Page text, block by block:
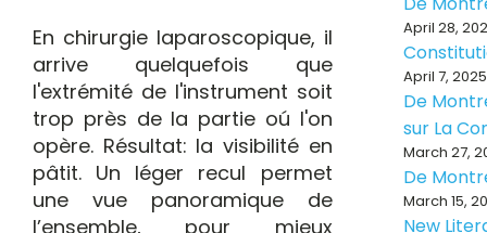
En chirurgie laparoscopique, il
arrive quelquefois que
l'extrémité de l'instrument soit
trop près de la partie oú l'on
opère. Résultat: la visibilité en
pâtit. Un léger recul permet
une vue panoramique de
l’ensemble, pour mieux
April 28,
April 7, 2025
De
sur La
March 27,
De
March 15,
New